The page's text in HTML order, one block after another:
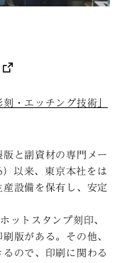
・エッチング技術」
と副資材の専門メー
以来、東京本社をは
産設備を保有し、安定
ットスタンプ刻印、
版がある。その他、
ので、印刷に関わる